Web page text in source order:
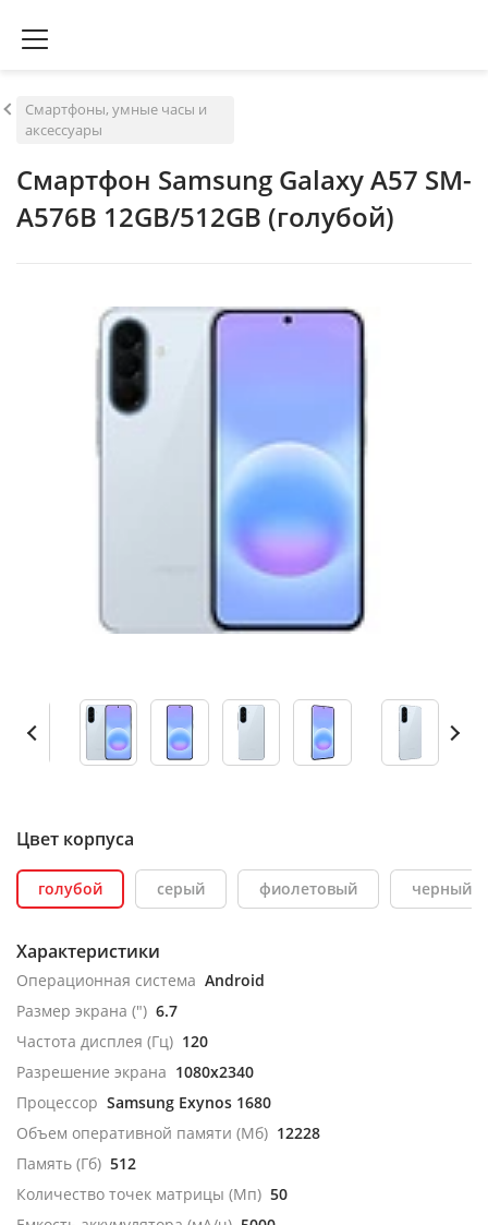
Смартфоны, умные часы и
аксессуары
Смартфон Samsung Galaxy A57 SM-
A576B 12GB/512GB (голубой)
Цвет корпуса
голубой серый фиолетовый черный
Характеристики
Операционная система Android
Размер экрана (") 6.7
Частота дисплея (Гц) 120
Разрешение экрана 1080x2340
Процессор Samsung Exynos 1680
Объем оперативной памяти (Мб) 12228
Память (Гб) 512
Количество точек матрицы (Мп) 50